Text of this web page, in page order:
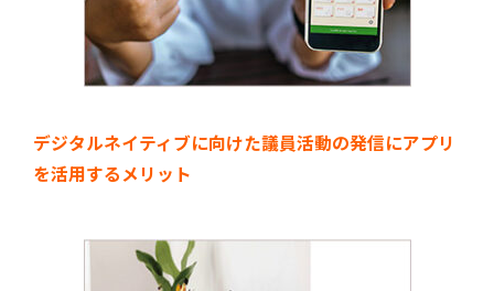
デジタルネイティブに向けた議員活動の発信にアプリ
を活用するメリット